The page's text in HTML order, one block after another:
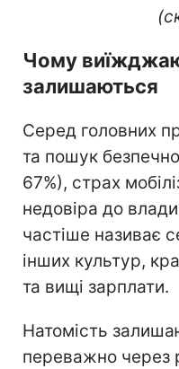
Чому
залишаються
Серед головних
та пошук
67%), страх
недовіра до
частіше називає
інших культур,
та вищі зарплати.
Натомість
переважно через